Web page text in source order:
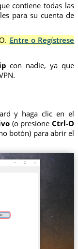
contiene todas las
para su cuenta de
Entre o Regístrese
con nadie, ya que
y haga clic en el
(o presioneCtrl-O
botón) para abrir el